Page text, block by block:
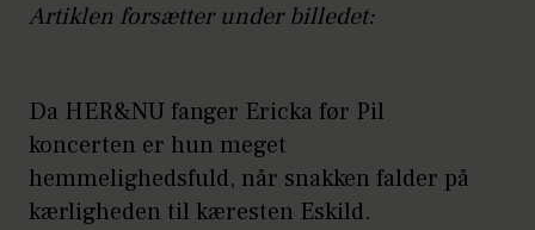
Artiklen forsætter under billedet:
Da HER&NU fanger Ericka før Pil
koncerten er hun meget
hemmelighedsfuld, når snakken falder på
kærligheden til kæresten Eskild.